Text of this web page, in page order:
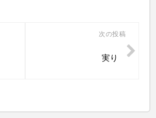
次の投稿
実り